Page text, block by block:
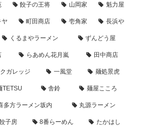
餃子の王将 山岡家 魁力屋
ヤ 町田商店 壱角家 長浜や
くるまやラーメン ずんどう屋
らあめん花月嵐 田中商店
ガレッジ 一風堂 麺処景虎
TETSU 舎鈴 麺屋こころ
多方ラーメン坂内 丸源ラーメン
子房 8番らーめん たかはし